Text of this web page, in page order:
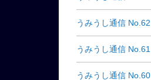
うみうし通信 No.62
うみうし通信 No.61
うみうし通信 No.60